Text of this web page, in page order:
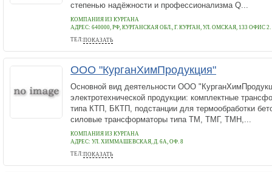
степенью надёжности и профессионализма Q...
КОМПАНИЯ ИЗ КУРГАНА
АДРЕС: 640000, РФ, КУРГАНСКАЯ ОБЛ., Г. КУРГАН, УЛ. ОМСКАЯ, 133 ОФИС 2.
ТЕЛ:ПОКАЗАТЬ
+7(3522) 600-939
ООО "КурганХимПродукция"
Основной вид деятельности ООО
электротехнической продукции: комплектные
типа КТП, БКТП, подстанции для термообработки
силовые трансформаторы типа ТМ, ТМГ, ТМН,...
КОМПАНИЯ ИЗ КУРГАНА
АДРЕС: УЛ. ХИММАШЕВСКАЯ, Д. 6А, ОФ. 8
ТЕЛ:ПОКАЗАТЬ
(3522) 600-630